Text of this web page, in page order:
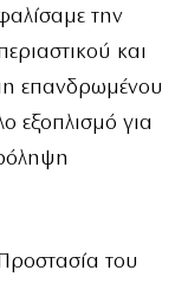
την
και
επανδρωμένου
εξοπλισμό για
του